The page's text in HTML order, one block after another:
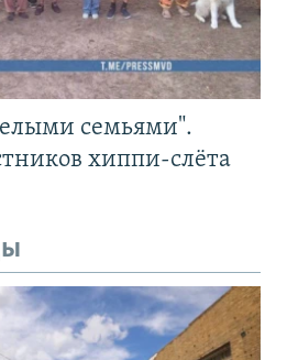
семьями".
хиппи-слёта